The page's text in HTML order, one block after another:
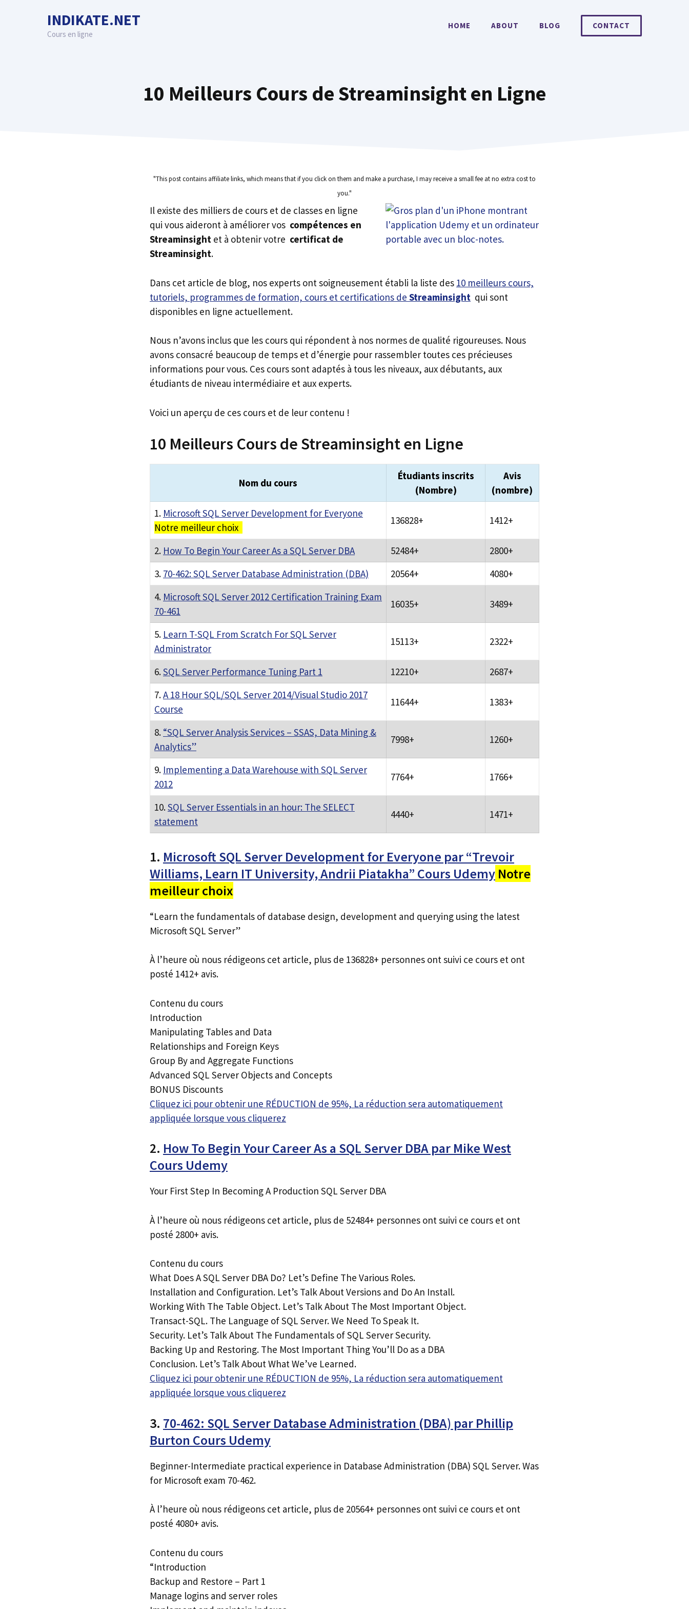
INDIKATE.NET
Cours en ligne
HOME ABOUT BLOG CONTACT
10 Meilleurs Cours de Streaminsight en Ligne
"This post contains affiliate links, which means that if you click on them and make a purchase, I may receive a small fee at no extra cost to
you."
Il existe des milliers de cours et de classes en ligne
qui vous aideront à améliorer vos compétences en
Streaminsight et à obtenir votre certificat de
Streaminsight.
Dans cet article de blog, nos experts ont soigneusement établi la liste des 10 meilleurs cours,
tutoriels, programmes de formation, cours et certifications de Streaminsight qui sont
disponibles en ligne actuellement.
Nous n’avons inclus que les cours qui répondent à nos normes de qualité rigoureuses. Nous
avons consacré beaucoup de temps et d’énergie pour rassembler toutes ces précieuses
informations pour vous. Ces cours sont adaptés à tous les niveaux, aux débutants, aux
étudiants de niveau intermédiaire et aux experts.
Voici un aperçu de ces cours et de leur contenu !
10 Meilleurs Cours de Streaminsight en Ligne
Nom du cours
Étudiants inscrits
(Nombre)
Avis
(nombre)
1. Microsoft SQL Server Development for Everyone
Notre meilleur choix
136828+ 1412+
2. How To Begin Your Career As a SQL Server DBA 52484+
2800+
3. 70-462: SQL Server Database Administration (DBA) 20564+
4080+
4. Microsoft SQL Server 2012 Certification Training Exam
70-461
16035+ 3489+
5. Learn T-SQL From Scratch For SQL Server
Administrator
15113+ 2322+
6.SQL Server Performance Tuning Part 1 12210+
2687+
7.A 18 Hour SQL/SQL Server 2014/Visual Studio 2017
Course
11644+ 1383+
8. “SQL Server Analysis Services – SSAS, Data Mining &
Analytics”
7998+ 1260+
9. Implementing a Data Warehouse with SQL Server
2012
7764+ 1766+
10.SQL Server Essentials in an hour: The SELECT
statement
4440+ 1471+
1. Microsoft SQL Server Development for Everyone par “Trevoir
Williams, Learn IT University, Andrii Piatakha” Cours Udemy Notre
meilleur choix
“Learn the fundamentals of database design, development and querying using the latest
Microsoft SQL Server”
À l’heure où nous rédigeons cet article, plus de 136828+ personnes ont suivi ce cours et ont
posté 1412+ avis.
Contenu du cours
Introduction
Manipulating Tables and Data
Relationships and Foreign Keys
Group By and Aggregate Functions
Advanced SQL Server Objects and Concepts
BONUS Discounts
Cliquez ici pour obtenir une RÉDUCTION de 95%, La réduction sera automatiquement
appliquée lorsque vous cliquerez
2. How To Begin Your Career As a SQL Server DBA par Mike West
Cours Udemy
Your First Step In Becoming A Production SQL Server DBA
À l’heure où nous rédigeons cet article, plus de 52484+ personnes ont suivi ce cours et ont
posté 2800+ avis.
Contenu du cours
What Does A SQL Server DBA Do? Let’s Define The Various Roles.
Installation and Configuration. Let’s Talk About Versions and Do An Install.
Working With The Table Object. Let’s Talk About The Most Important Object.
Transact-SQL. The Language of SQL Server. We Need To Speak It.
Security. Let’s Talk About The Fundamentals of SQL Server Security.
Backing Up and Restoring. The Most Important Thing You’ll Do as a DBA
Conclusion. Let’s Talk About What We’ve Learned.
Cliquez ici pour obtenir une RÉDUCTION de 95%, La réduction sera automatiquement
appliquée lorsque vous cliquerez
3. 70-462: SQL Server Database Administration (DBA) par Phillip
Burton Cours Udemy
Beginner-Intermediate practical experience in Database Administration (DBA) SQL Server. Was
for Microsoft exam 70-462.
À l’heure où nous rédigeons cet article, plus de 20564+ personnes ont suivi ce cours et ont
posté 4080+ avis.
Contenu du cours
“Introduction
Backup and Restore – Part 1
Manage logins and server roles